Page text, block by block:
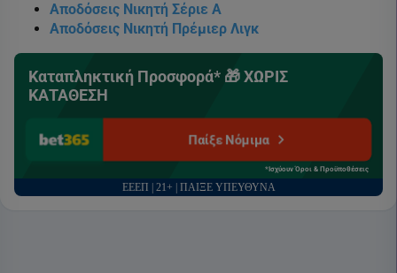
Αποδόσεις Νικητή Σέριε Α
Αποδόσεις Νικητή Πρέμιερ Λιγκ
Καταπληκτική Προσφορά* 🎁 ΧΩΡΙΣ
ΚΑΤΑΘΕΣΗ
Παίξε Νόμιμα
*Ισχύουν Όροι & Προϋποθέσεις
ΕΕΕΠ | 21+ | ΠΑΙΞΕ ΥΠΕΥΘΥΝΑ